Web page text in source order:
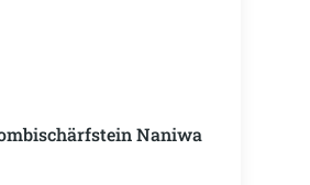
Naniwa